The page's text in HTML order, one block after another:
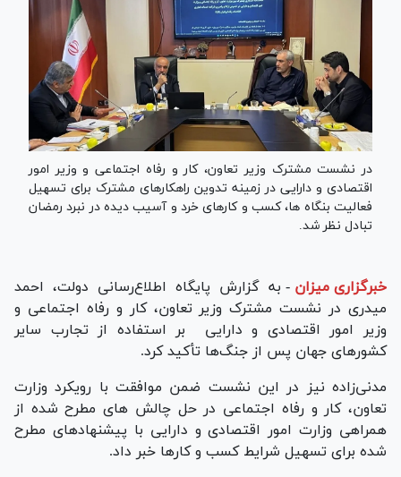
در نشست مشترک وزیر تعاون، کار و رفاه اجتماعی و وزیر امور
اقتصادی و دارایی در زمینه تدوین راهکارهای مشترک برای تسهیل
فعالیت بنگاه ها، کسب و کارهای خرد و آسیب دیده در نبرد رمضان
تبادل نظر شد.
خبرگزاری میزان - به گزارش پایگاه اطلاع‌رسانی دولت، احمد
میدری در نشست مشترک وزیر تعاون، کار و رفاه اجتماعی و
وزیر امور اقتصادی و دارایی بر استفاده از تجارب سایر
کشورهای جهان پس از جنگ‌ها تأکید کرد.
مدنی‌زاده نیز در این نشست ضمن موافقت با رویکرد وزارت
تعاون، کار و رفاه اجتماعی در حل چالش های مطرح شده از
همراهی وزارت امور اقتصادی و دارایی با پیشنهادهای مطرح
شده برای تسهیل شرایط کسب‌ و کارها خبر داد.